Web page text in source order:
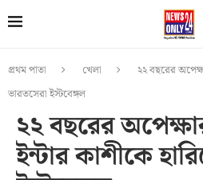
প্রথম পাতা খেলা
২২ বছরের
ভারতসেরা ইস্টবেঙ্গল
২২ বছরের
ইন্টার কাশীকে